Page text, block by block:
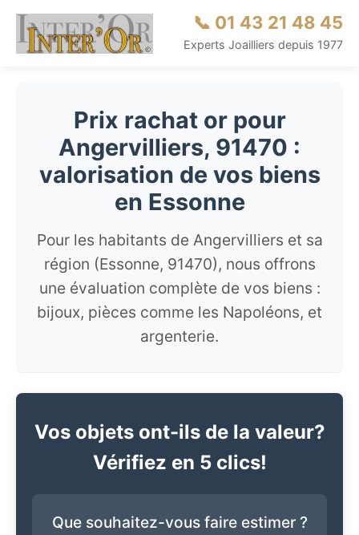
📞 01 43 21 48 45
Experts Joailliers depuis 1977
Prix rachat or pour
Angervilliers, 91470 :
valorisation de vos biens
en Essonne
Pour les habitants de Angervilliers et sa
région (Essonne, 91470), nous offrons
une évaluation complète de vos biens :
bijoux, pièces comme les Napoléons, et
argenterie.
Vos objets ont-ils de la valeur?
Vérifiez en 5 clics!
Que souhaitez-vous faire estimer ?